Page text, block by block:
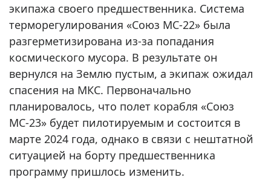
экипажа своего предшественника. Система
терморегулирования «Союз МС-22» была
разгерметизирована из-за попадания
космического мусора. В результате он
вернулся на Землю пустым, а экипаж ожидал
спасения на МКС. Первоначально
планировалось, что полет корабля «Союз
МС-23» будет пилотируемым и состоится в
марте 2024 года, однако в связи с нештатной
ситуацией на борту предшественника
программу пришлось изменить.